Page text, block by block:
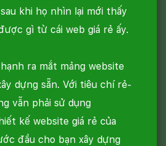
khi họ nhìn lại mới thấy
gì từ cái web giá rẻ ấy.
ra mắt mảng website
dựng sẵn. Với tiêu chí rẻ-
vẫn phải sử dụng
kế website giá rẻ của
đầu cho bạn xây dựng